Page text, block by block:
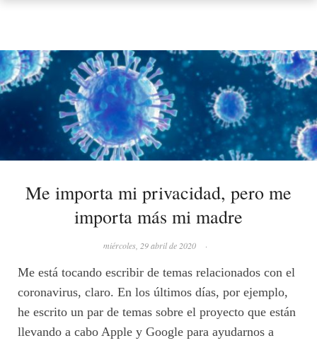
Me importa mi privacidad, pero me
importa más mi madre
miércoles, 29 abril de 2020 ·
Me está tocando escribir de temas relacionados con el
coronavirus, claro. En los últimos días, por ejemplo,
he escrito un par de temas sobre el proyecto que están
llevando a cabo Apple y Google para ayudarnos a